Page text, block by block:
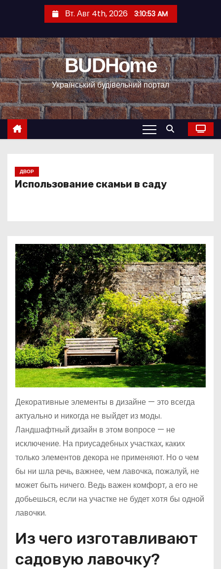
е
й
т
и
к
с
Вт. Авг 4th, 2026 3:10:54 AM
BUDHome
Український будівельний портал
ДВОР
Использование скамьи в саду
Декоративные элементы в дизайне — это всегда
актуально и никогда не выйдет из моды.
Ландшафтный дизайн в этом вопросе — не
исключение. На приусадебных участках, каких
только элементов декора не применяют. Но о чем
бы ни шла речь, важнее, чем лавочка, пожалуй, не
может быть ничего. Ведь важен комфорт, а его не
добьешься, если на участке не будет хотя бы одной
лавочки.
Из чего изготавливают
садовую лавочку?